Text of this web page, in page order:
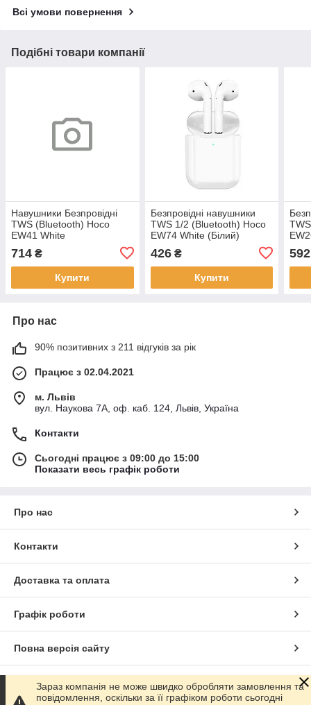
Всі умови повернення
Подібні товари компанії
Навушники Безпровідні
TWS (Bluetooth) Hoco
EW41 White
714 ₴
Купити
Безпровідні навушники
TWS 1/2 (Bluetooth) Hoco
EW74 White (Білий)
426₴
Купити
592
Про нас
90% позитивних з 211 відгуків за рік
Працює з 02.04.2021
м. Львів
вул. Наукова 7А, оф. каб. 124, Львів, Україна
Контакти
Сьогодні працює з 09:00 до 15:00
Показати весь графік роботи
Про нас
Контакти
Доставка та оплата
Графік роботи
Повна версія сайту
Сайт створено на маркетплейсі Prom.ua
Зараз компанія не може швидко обробляти замовлення та
повідомлення, оскільки за її графіком роботи сьогодні